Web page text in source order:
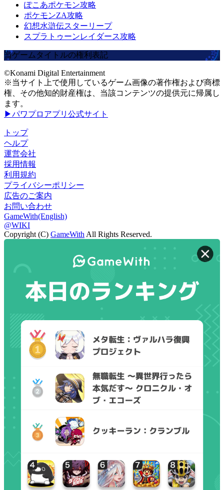
ぽこあポケモン攻略
ポケモンZA攻略
幻想水滸伝スターリープ
スプラトゥーンレイダース攻略
当ゲームタイトルの権利表記
©Konami Digital Entertainment
※当サイト上で使用しているゲーム画像の著作権および商標
権、その他知的財産権は、当該コンテンツの提供元に帰属し
ます。
▶パワプロアプリ公式サイト
トップ
ヘルプ
運営会社
採用情報
利用規約
プライバシーポリシー
広告のご案内
お問い合わせ
GameWith(English)
@WIKI
Copyright (C) GameWith All Rights Reserved.